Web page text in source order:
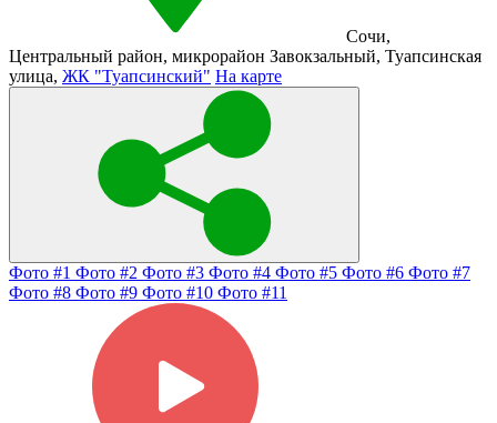
Сочи,
Центральный район, микрорайон Завокзальный, Туапсинская
улица, ЖК "Туапсинский" На карте
Фото #1 Фото #2 Фото #3 Фото #4 Фото #5 Фото #6 Фото #7
Фото #8 Фото #9 Фото #10 Фото #11